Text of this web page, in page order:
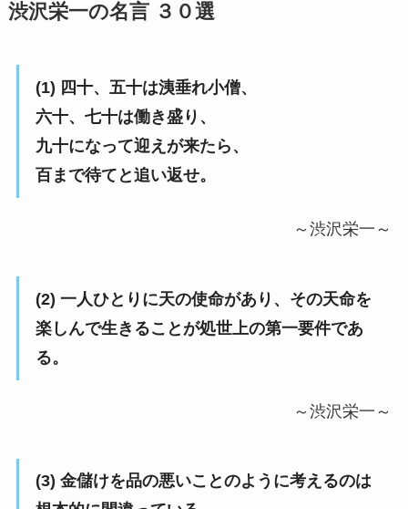
渋沢栄一の名言 ３０選
(1) 四十、五十は洟垂れ小僧、
六十、七十は働き盛り、
九十になって迎えが来たら、
百まで待てと追い返せ。
～渋沢栄一～
(2) 一人ひとりに天の使命があり、その天命を
楽しんで生きることが処世上の第一要件であ
る。
～渋沢栄一～
(3) 金儲けを品の悪いことのように考えるのは